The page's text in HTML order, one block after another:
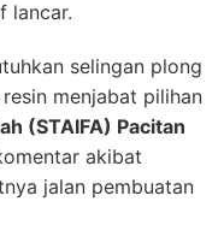
lancar.
selingan plong
menjabat pilihan
(STAIFA) Pacitan
akibat
jalan pembuatan